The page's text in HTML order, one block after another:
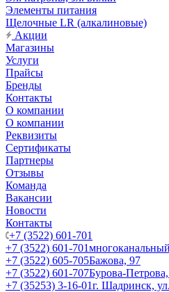
Элементы питания
Щелочные LR (алкалиновые)
Акции
Магазины
Услуги
Прайсы
Бренды
Контакты
О компании
О компании
Реквизиты
Сертификаты
Партнеры
Отзывы
Команда
Вакансии
Новости
Контакты
+7 (3522) 601-701
+7 (3522) 601-701многоканальный
+7 (3522) 605-705Бажова, 97
+7 (3522) 601-707Бурова-
+7 (35253) 3-16-01г. Шадринск,